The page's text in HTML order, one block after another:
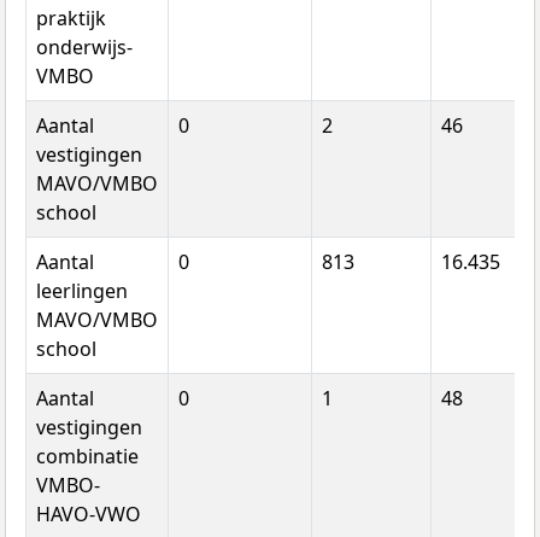
praktijk
onderwijs-
VMBO
Aantal
vestigingen
MAVO/VMBO
school
0 2 46
Aantal
leerlingen
MAVO/VMBO
school
0 813 16.435
Aantal
vestigingen
combinatie
VMBO-
HAVO-VWO
0 1 48